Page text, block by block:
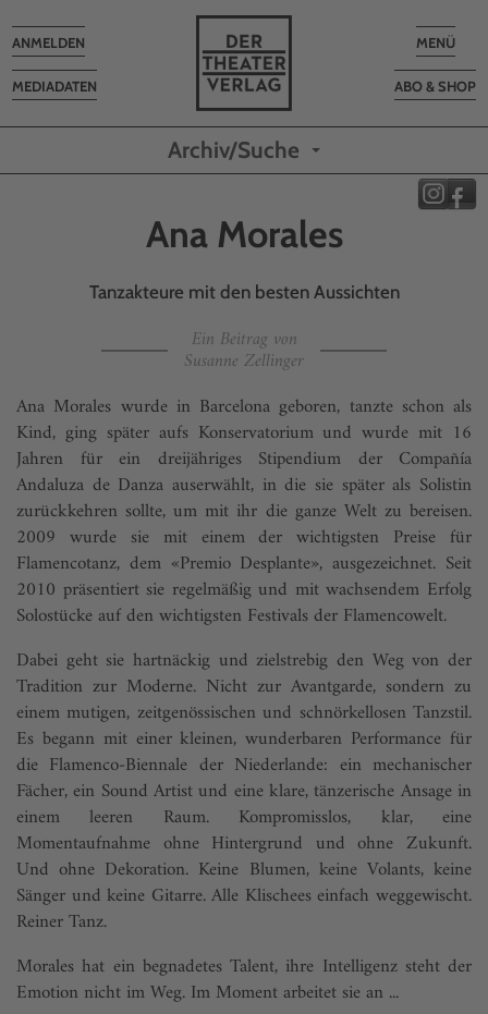
Toggle
MENÜ
ABO & SHOP
MEDIADATEN
Toggle
navigation
ANMELDEN
Archiv/Suche
Ana Morales
Tanzakteure mit den besten Aussichten
Ein Beitrag von
Susanne Zellinger
Ana Morales wurde in Barcelona geboren, tanzte schon als
Kind, ging später aufs Konservatorium und wurde mit 16
Jahren für ein dreijähriges Stipendium der Compañía
Andaluza de Danza auserwählt, in die sie später als Solistin
zurückkehren sollte, um mit ihr die ganze Welt zu bereisen.
2009 wurde sie mit einem der wichtigsten Preise für
Flamencotanz, dem «Premio Desplante», ausgezeichnet. Seit
2010 präsentiert sie regelmäßig und mit wachsendem Erfolg
Solostücke auf den wichtigsten Festivals der Flamencowelt.
Dabei geht sie hartnäckig und zielstrebig den Weg von der
Tradition zur Moderne. Nicht zur Avantgarde, sondern zu
einem mutigen, zeitgenössischen und schnörkellosen Tanzstil.
Es begann mit einer kleinen, wunderbaren Performance für
die Flamenco-Biennale der Niederlande: ein mechanischer
Fächer, ein Sound Artist und eine klare, tänzerische Ansage in
einem leeren Raum. Kompromisslos, klar, eine
Momentaufnahme ohne Hintergrund und ohne Zukunft.
Und ohne Dekoration. Keine Blumen, keine Volants, keine
Sänger und keine Gitarre. Alle Klischees einfach weggewischt.
Reiner Tanz.
Morales hat ein begnadetes Talent, ihre Intelligenz steht der
Emotion nicht im Weg. Im Moment arbeitet sie an ...